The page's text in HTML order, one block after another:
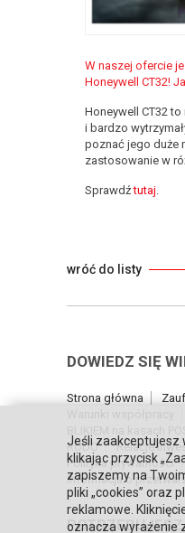
W naszej ofercie
Honeywell CT32!
Honeywell CT32
i bardzo
poznać jego duże
zastosowanie w
Sprawdźtutaj.
wróć do listy
DOWIEDZ SIĘ
Strona główna
RODO
Relacje
Polityka prywatności
Informacja o
POTRZEBUJESZ
Jeśli zaakceptujesz
klikając przycisk
zapiszemy na
pliki „cookies” oraz
reklamowe.
oznacza wyrażenie